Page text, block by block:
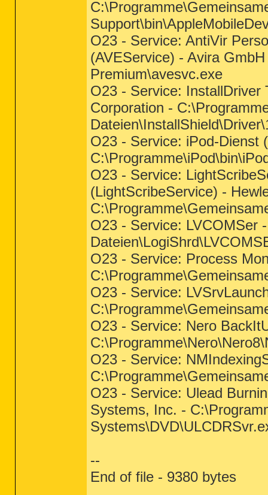
O23 - Service: AntiVir
(AVEService) - Avira
Premium\avesvc.exe
O23 - Service: InstallDriver
Corporation -
O23 - Service: iPod-Dienst
O23 - Service:
(LightScribeService) -
O23 - Service: LVCOMSer
O23 - Service: Process
O23 - Service:
O23 - Service: Nero
O23 - Service:
O23 - Service: Ulead
Systems, Inc. -
--
End of file - 9380 bytes